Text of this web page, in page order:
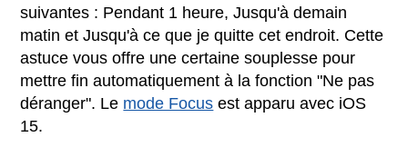
suivantes : Pendant 1 heure, Jusqu'à demain
matin et Jusqu'à ce que je quitte cet endroit. Cette
astuce vous offre une certaine souplesse pour
mettre fin automatiquement à la fonction "Ne pas
déranger". Le mode Focus est apparu avec iOS
15.